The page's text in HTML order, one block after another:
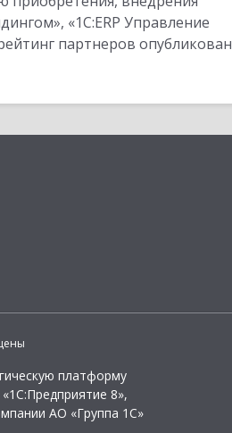
«1С:ERP Управление
партнеров опубликован
платформу
8»,
АО «Группа 1С»